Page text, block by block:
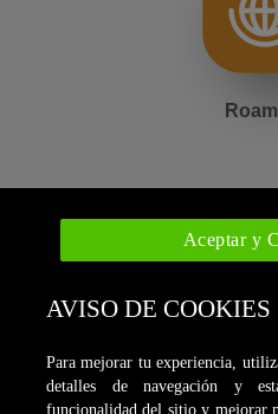
Funcionamiento:
AVISO DE COOKIES
Para mejorar tu experiencia,
detalles de navegación y
funcionalidad del sitio y mejorar
Aceptar y